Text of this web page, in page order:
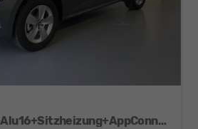
1.0 TSI DSG AHK+Alu16+Sitzheizung+AppConnect+GV5+LED+Nebel+Klima